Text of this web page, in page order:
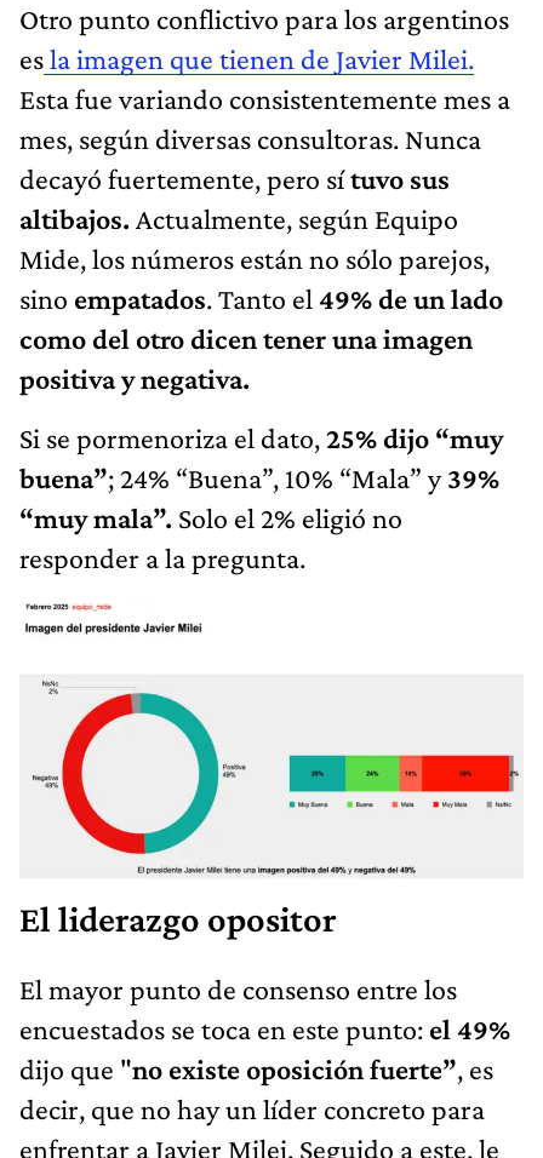
Otro punto conflictivo para los argentinos
esla imagen que tienen de Javier Milei.
Esta fue variando consistentemente mes a
mes, según diversas consultoras. Nunca
decayó fuertemente, pero sítuvo sus
altibajos. Actualmente, según Equipo
Mide, los números están no sólo parejos,
sino empatados. Tanto el 49% de un lado
como del otro dicen tener una imagen
positiva y negativa.
Si se pormenoriza el dato,25% dijo “muy
buena”; 24% “Buena”, 10% “Mala” y39%
“muy mala”. Solo el 2% eligió no
responder a la pregunta.
El liderazgo opositor
El mayor punto de consenso entre los
encuestados se toca en este punto: el 49%
dijo que "no existe oposición fuerte”, es
decir, que no hay un líder concreto para
enfrentar a Javier Milei. Seguido a este, le